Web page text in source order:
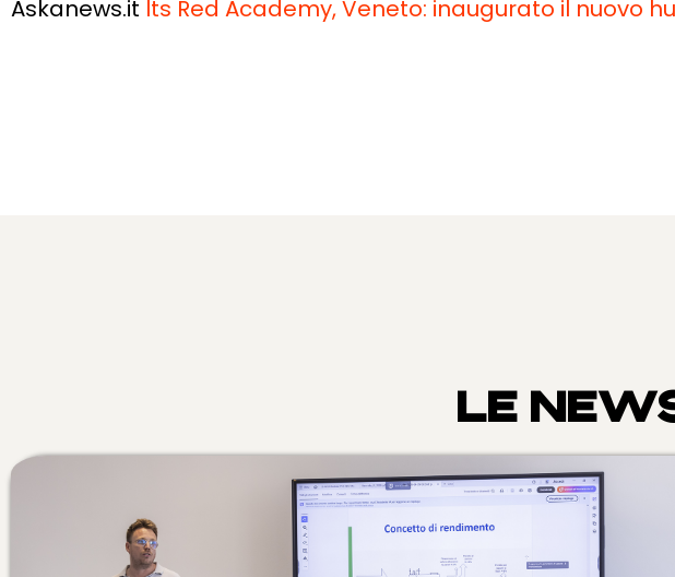
Askanews.it lts Red Academy, Veneto: inaugurato il nuovo
LE